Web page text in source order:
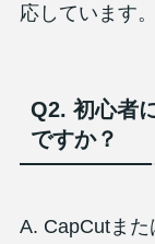
応しています。
Q2. 初心者
ですか？
A. CapCutま